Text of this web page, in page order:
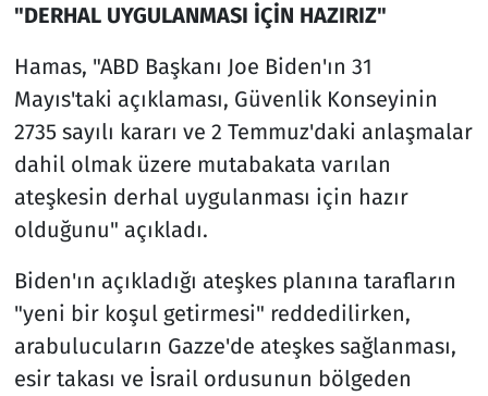
"DERHAL UYGULANMASI İÇİN HAZIRIZ"
Hamas, "ABD Başkanı Joe Biden'ın 31
Mayıs'taki açıklaması, Güvenlik Konseyinin
2735 sayılı kararı ve 2 Temmuz'daki anlaşmalar
dahil olmak üzere mutabakata varılan
ateşkesin derhal uygulanması için hazır
olduğunu" açıkladı.
Biden'ın açıkladığı ateşkes planına tarafların
"yeni bir koşul getirmesi" reddedilirken,
arabulucuların Gazze'de ateşkes sağlanması,
esir takası ve İsrail ordusunun bölgeden
Televizyon